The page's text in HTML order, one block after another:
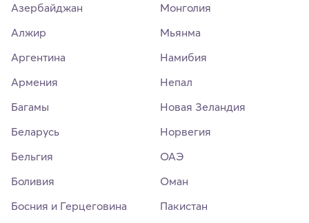
Азербайджан
Алжир
Аргентина
Армения
Багамы
Беларусь
Бельгия
Боливия
Босния и Герцеговина
Монголия
Мьянма
Намибия
Непал
Новая Зеландия
Норвегия
ОАЭ
Оман
Пакистан